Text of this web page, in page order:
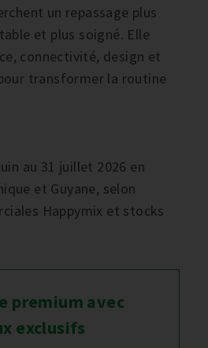
un repassage plus
et plus soigné. Elle
connectivité, design et
transformer la routine
au 31 juillet 2026 en
et Guyane, selon
Happymix et stocks
premium avec
exclusifs